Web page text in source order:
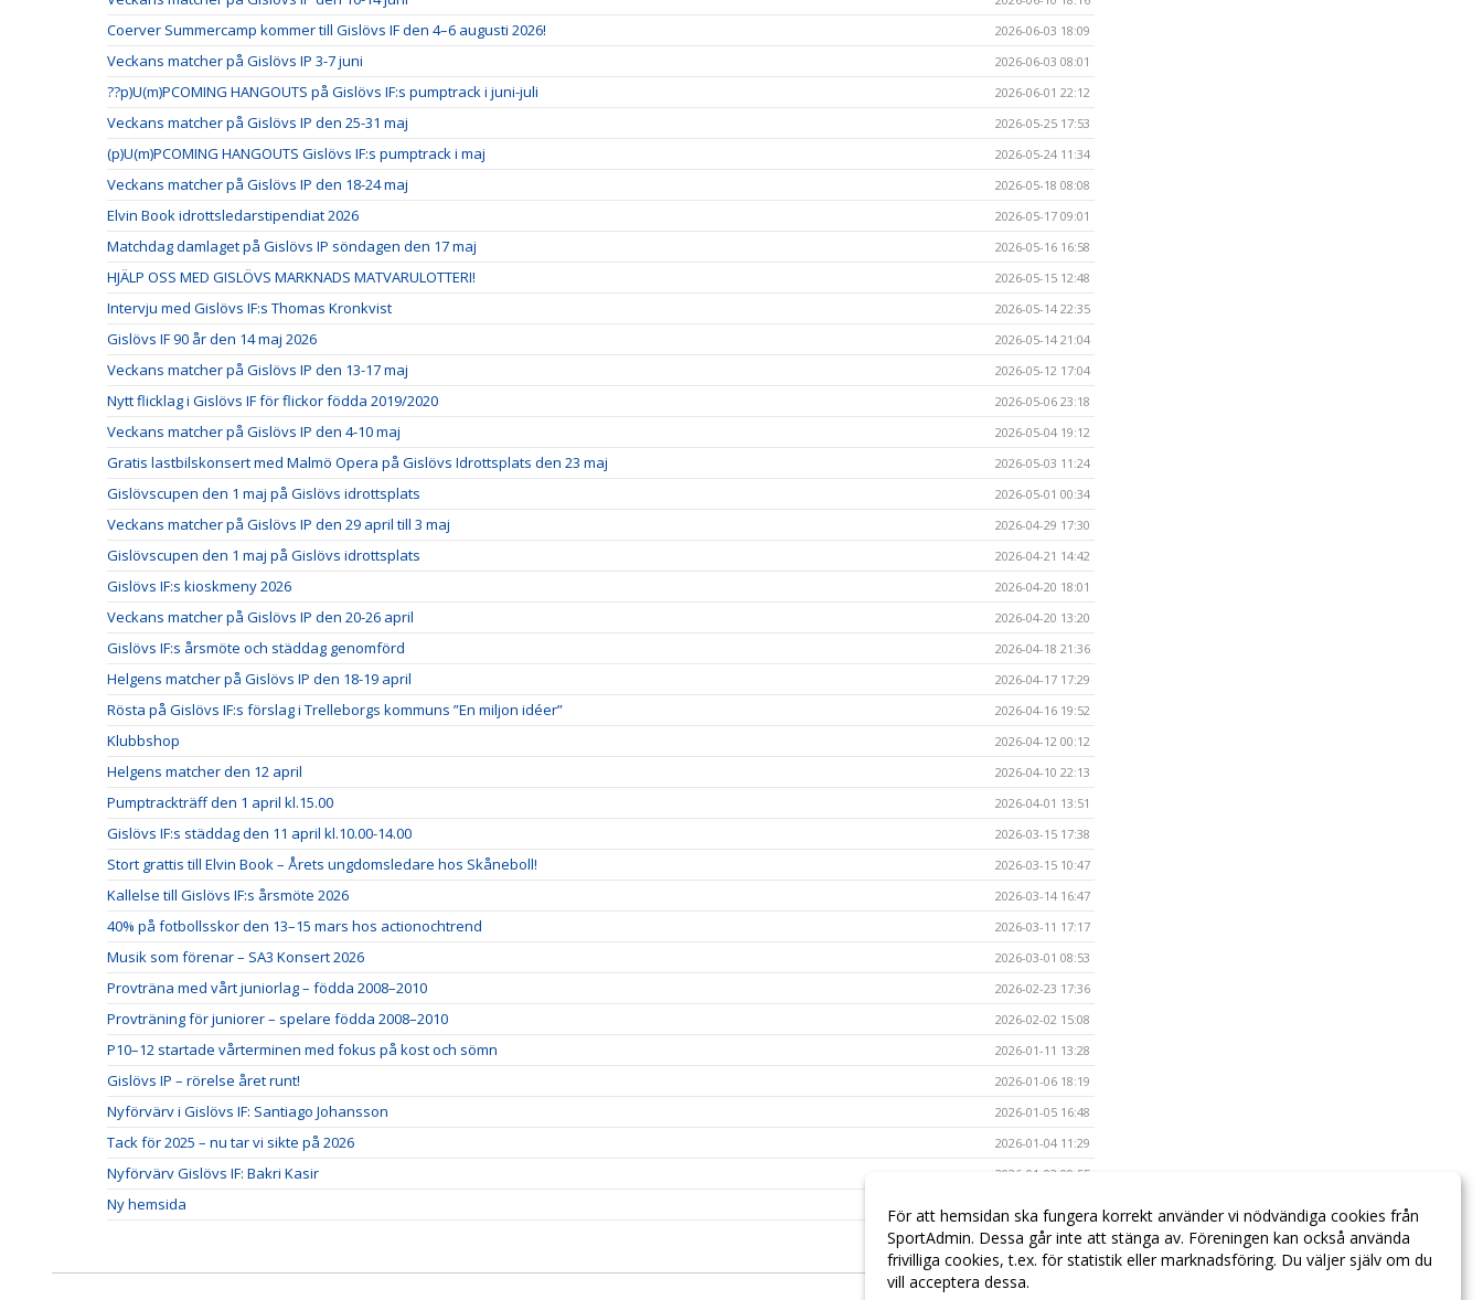
Coerver Summercamp kommer till Gislövs IF den 4–6 augusti 2026! 2026-06-03 18:09
Veckans matcher på Gislövs IP 3-7 juni 2026-06-03 08:01
??p)U(m)PCOMING HANGOUTS på Gislövs IF:s pumptrack i juni-juli 2026-06-01 22:12
Veckans matcher på Gislövs IP den 25-31 maj 2026-05-25 17:53
(p)U(m)PCOMING HANGOUTS Gislövs IF:s pumptrack i maj 2026-05-24 11:34
Veckans matcher på Gislövs IP den 18-24 maj 2026-05-18 08:08
Elvin Book idrottsledarstipendiat 2026 2026-05-17 09:01
Matchdag damlaget på Gislövs IP söndagen den 17 maj 2026-05-16 16:58
HJÄLP OSS MED GISLÖVS MARKNADS MATVARULOTTERI! 2026-05-15 12:48
Intervju med Gislövs IF:s Thomas Kronkvist 2026-05-14 22:35
Gislövs IF 90 år den 14 maj 2026 2026-05-14 21:04
Veckans matcher på Gislövs IP den 13-17 maj 2026-05-12 17:04
Nytt flicklag i Gislövs IF för flickor födda 2019/2020 2026-05-06 23:18
Veckans matcher på Gislövs IP den 4-10 maj 2026-05-04 19:12
Gratis lastbilskonsert med Malmö Opera på Gislövs Idrottsplats den 23 maj 2026-05-03 11:24
Gislövscupen den 1 maj på Gislövs idrottsplats 2026-05-01 00:34
Veckans matcher på Gislövs IP den 29 april till 3 maj 2026-04-29 17:30
Gislövscupen den 1 maj på Gislövs idrottsplats 2026-04-21 14:42
Gislövs IF:s kioskmeny 2026 2026-04-20 18:01
Veckans matcher på Gislövs IP den 20-26 april 2026-04-20 13:20
Gislövs IF:s årsmöte och städdag genomförd 2026-04-18 21:36
Helgens matcher på Gislövs IP den 18-19 april 2026-04-17 17:29
Rösta på Gislövs IF:s förslag i Trelleborgs kommuns ”En miljon idéer” 2026-04-16 19:52
Klubbshop 2026-04-12 00:12
Helgens matcher den 12 april 2026-04-10 22:13
Pumptrackträff den 1 april kl.15.00 2026-04-01 13:51
Gislövs IF:s städdag den 11 april kl.10.00-14.00 2026-03-15 17:38
Stort grattis till Elvin Book – Årets ungdomsledare hos Skåneboll! 2026-03-15 10:47
Kallelse till Gislövs IF:s årsmöte 2026 2026-03-14 16:47
40% på fotbollsskor den 13–15 mars hos actionochtrend 2026-03-11 17:17
Musik som förenar – SA3 Konsert 2026 2026-03-01 08:53
Provträna med vårt juniorlag – födda 2008–2010 2026-02-23 17:36
Provträning för juniorer – spelare födda 2008–2010 2026-02-02 15:08
P10–12 startade vårterminen med fokus på kost och sömn 2026-01-11 13:28
Gislövs IP – rörelse året runt! 2026-01-06 18:19
Nyförvärv i Gislövs IF: Santiago Johansson 2026-01-05 16:48
Tack för 2025 – nu tar vi sikte på 2026 2026-01-04 11:29
Nyförvärv Gislövs IF: Bakri Kasir 2026-01-02 09:55
Ny hemsida
2025-12-19 23:45
För att hemsidan ska fungera korrekt använder vi nödvändiga cookies från
SportAdmin. Dessa går inte att stänga av. Föreningen kan också använda
frivilliga cookies, t.ex. för statistik eller marknadsföring. Du väljer själv om du
vill acceptera dessa.